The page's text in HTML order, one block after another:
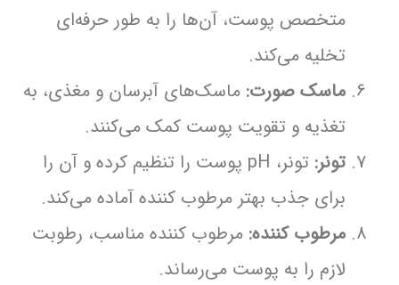
متخصص پوست، آن‌ها را به طور حرفه‌ای
تخلیه می‌کند.
ماسک صورت: ماسک‌های آبرسان و مغذی، به
تغذیه و تقویت پوست کمک می‌کنند.
تونر:
تونر، pH پوست را تنظیم کرده و آن را
برای جذب بهتر مرطوب کننده آماده می‌کند.
مرطوب کننده: مرطوب کننده مناسب، رطوبت
لازم را به پوست می‌رساند.